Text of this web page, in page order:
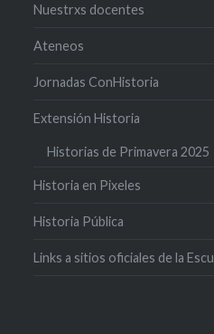
Nuestrxs docentes
Ateneos
Jornadas ConHistoria
Extensión Historia
Historias de Primavera 2025
Historia en Pixeles
Historia Pública
Links a sitios oficiales de la